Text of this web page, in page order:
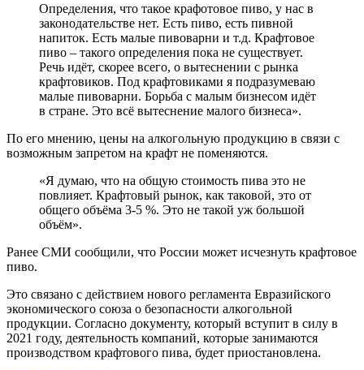
Определения, что такое крафотовое пиво, у нас в
законодательстве нет. Есть пиво, есть пивной
напиток. Есть малые пивоварни и т.д. Крафтовое
пиво – такого определения пока не существует.
Речь идёт, скорее всего, о вытеснении с рынка
крафтовиков. Под крафтовиками я подразумеваю
малые пивоварни. Борьба с малым бизнесом идёт
в стране. Это всё вытеснение малого бизнеса».
По его мнению, цены на алкогольную продукцию в связи с
возможным запретом на крафт не поменяются.
«Я думаю, что на общую стоимость пива это не
повлияет. Крафтовый рынок, как таковой, это от
общего объёма 3-5 %. Это не такой уж большой
объём».
Ранее СМИ сообщили, что России может исчезнуть крафтовое
пиво.
Это связано с действием нового регламента Евразийского
экономического союза о безопасности алкогольной
продукции. Согласно документу, который вступит в силу в
2021 году, деятельность компаний, которые занимаются
производством крафтового пива, будет приостановлена.